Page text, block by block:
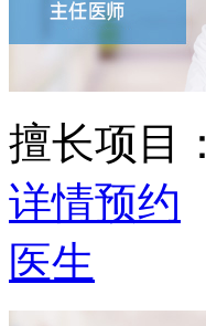
擅长项目：
详情预约
医生